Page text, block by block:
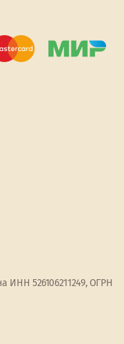
ИНН 526106211249, ОГРН